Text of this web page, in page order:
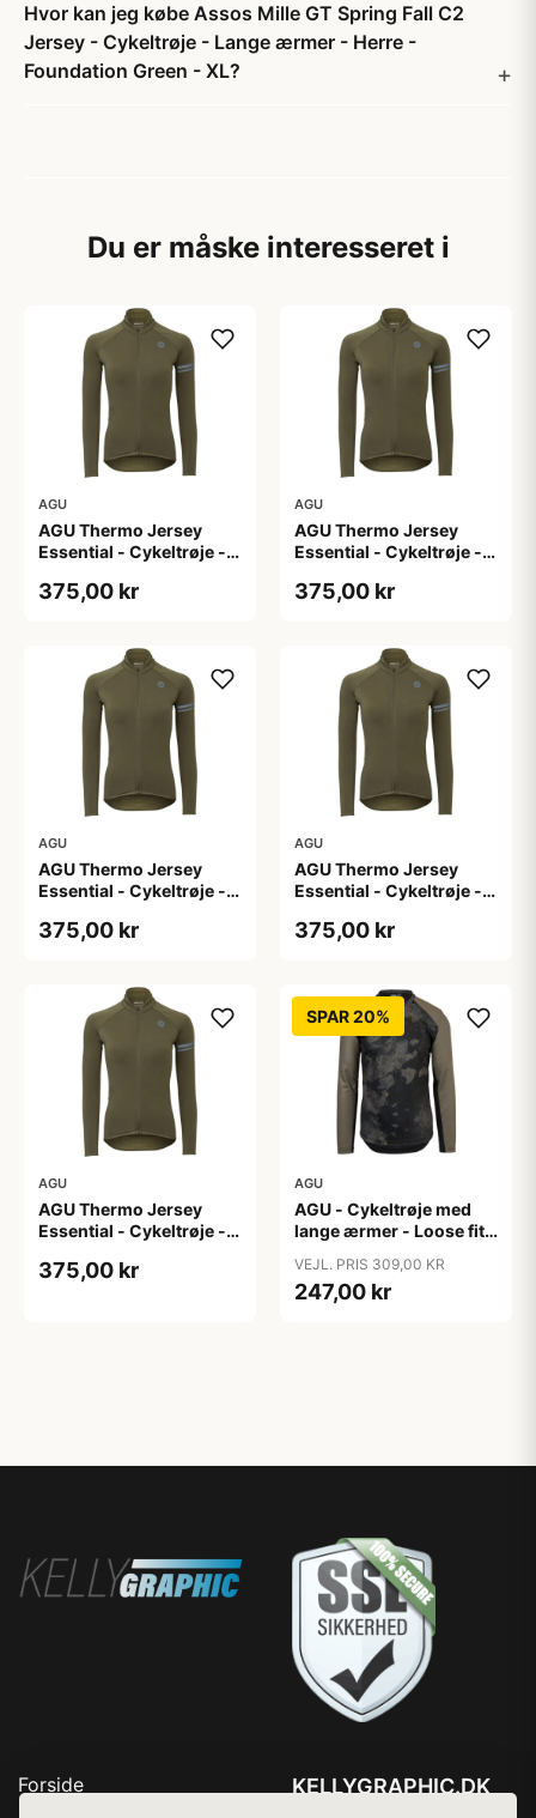
Hvor kan jeg købe Assos Mille GT Spring Fall C2
Jersey - Cykeltrøje - Lange ærmer - Herre -
Foundation Green - XL?
Du er måske interesseret i
AGU
AGU Thermo Jersey
Essential - Cykeltrøje -
L
375,00 kr
AGU
AGU Thermo Jersey
Essential - Cykeltrøje -
M
375,00 kr
AGU
AGU Thermo Jersey
Essential - Cykeltrøje -
S
375,00 kr
AGU
AGU Thermo Jersey
Essential - Cykeltrøje -
XL
375,00 kr
AGU
AGU Thermo Jersey
Essential - Cykeltrøje -
XXL
375,00 kr
SPAR 20%
AGU
AGU - Cykeltrøje med
lange ærmer - Loose fit -
VEJL. PRIS 309,00 KR
247,00 kr
Forside
KELLYGRAPHIC.DK